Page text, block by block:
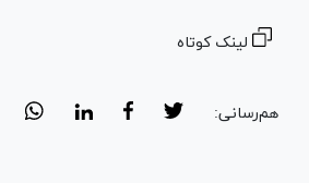
لینک کوتاه
هم‌رسانی: